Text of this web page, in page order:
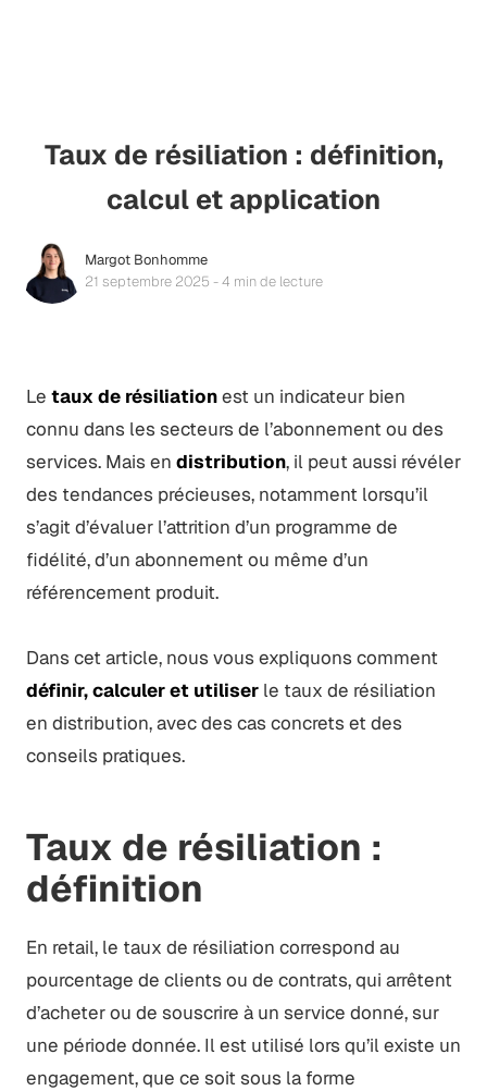
Taux de résiliation : définition,
calcul et application
Margot Bonhomme
21 septembre 2025 - 4 min de lecture
Le taux de résiliationest un indicateur bien
connu dans les secteurs de l’abonnement ou des
services. Mais en distribution, il peut aussi révéler
des tendances précieuses, notamment lorsqu’il
s’agit d’évaluer l’attrition d’un programme de
fidélité, d’un abonnement ou même d’un
référencement produit.
Dans cet article, nous vous expliquons comment
définir, calculer et utiliserle taux de résiliation
en distribution, avec des cas concrets et des
conseils pratiques.
Taux de résiliation :
définition
En retail, le taux de résiliation correspond au
pourcentage de clients ou de contrats, qui arrêtent
d’acheter ou de souscrire à un service donné, sur
une période donnée. Il est utilisé lors qu’il existe un
engagement, que ce soit sous la forme